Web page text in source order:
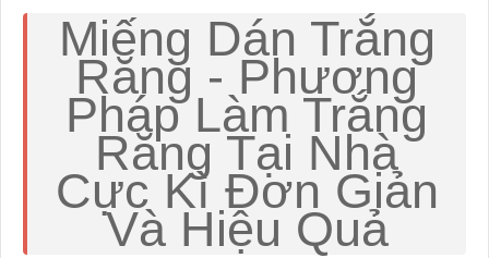
Miếng Dán Trắng
Răng - Phương
Pháp Làm Trắng
Răng Tại Nhà
Cực Kì Đơn Giản
Và Hiệu Quả